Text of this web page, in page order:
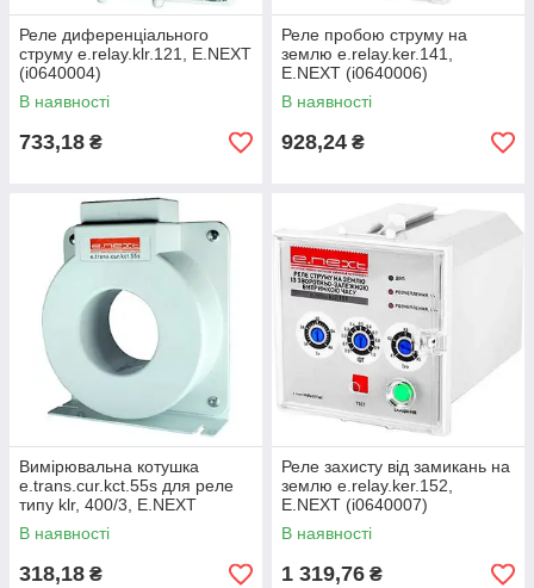
Реле диференціального
струму e.relay.klr.121, E.NEXT
(i0640004)
В наявності
733,18 ₴
Реле пробою струму на
землю e.relay.ker.141,
E.NEXT (i0640006)
В наявності
928,24 ₴
Вимірювальна котушка
e.trans.cur.kct.55s для реле
типу klr, 400/3, E.NEXT
(i0640002)
В наявності
318,18 ₴
Реле захисту від замикань на
землю e.relay.ker.152,
E.NEXT (i0640007)
В наявності
1 319,76 ₴